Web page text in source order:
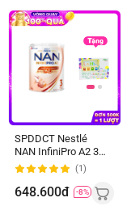
SPDDCT Nestlé
NAN InfiniPro A2 3
800g (2-6 tuổi)
(6HMO)
(1)
648.600đ -8%